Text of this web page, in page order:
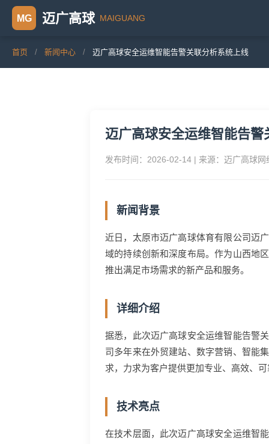
MG 迈广高球 MAIGUANG
首页 / 新闻中心 / 迈广高球安全运维智能告警关联分析系统上线
迈广高球安全运维智能告警
发布时间：2026-02-14 | 来源：迈广高球
新闻背景
近日，太原市迈广高球体育有限公司迈
域的持续创新和深度布局。作为山西地
推出满足市场需求的新产品和服务。
详细介绍
据悉，此次迈广高球安全运维智能告警
司多年来在外贸建站、数字营销、智能
求，力求为客户提供更加专业、高效、
技术亮点
在技术层面，此次迈广高球安全运维智